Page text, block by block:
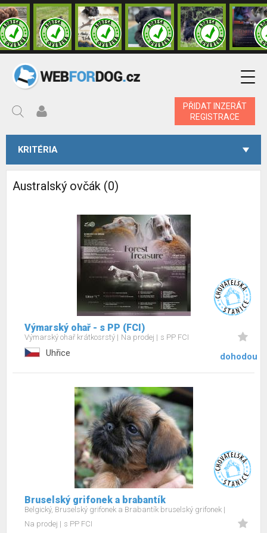
PŘIDAT INZERÁT
REGISTRACE
KRITÉRIA
Australský ovčák (0)
Výmarský ohař - s PP (FCI)
Výmarský ohař krátkosrstý Na prodej s PP FCI
Uhřice dohodou
Bruselský grifonek a brabantík
Belgický, Bruselský grifonek a Brabantík bruselský grifonek
Na prodej
s PP FCI